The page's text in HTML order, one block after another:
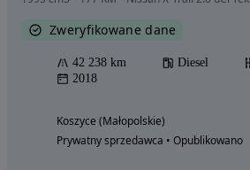
Zweryfikowane dane
42 238 km Diesel
2018
Koszyce (Małopolskie)
Prywatny sprzedawca • Opublikowano